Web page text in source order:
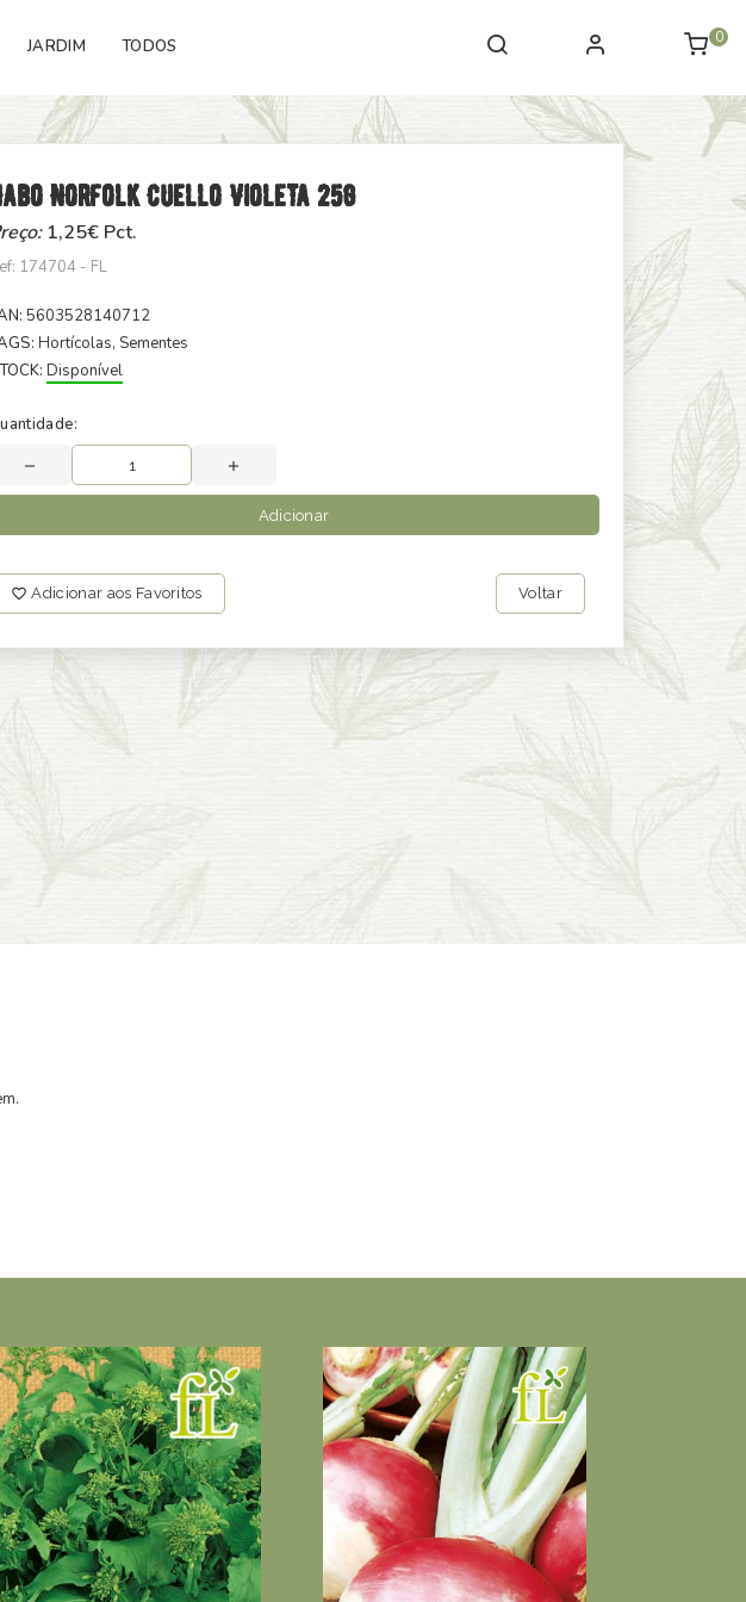
JARDIM TODOS 0
Norfolk Cuello Violeta 25g
1,25€ Pct.
174704 - FL
5603528140712
Hortícolas, Sementes
Disponível
Adicionar
Adicionar aos Favoritos Voltar